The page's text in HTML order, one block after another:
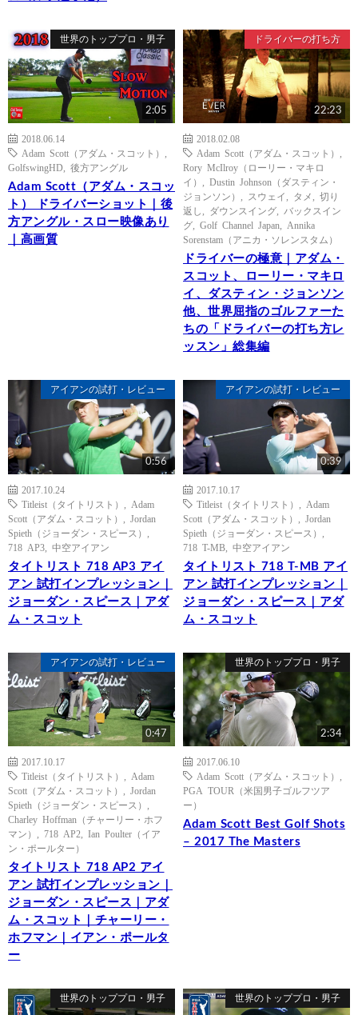
世界のトッププロ・男子
2:05
2018.06.14
Adam Scott（アダム・スコット）
GolfswingHD
後方アングル
Adam Scott（アダム・スコッ
ト） ドライバーショット｜後
方アングル・スロー映像あり
｜高画質
ドライバーの打ち方
22:23
2018.02.08
Adam Scott（アダム・スコット）
Rory McIlroy（ローリー・マキロ
イ）
Dustin Johnson（ダスティン・
ジョンソン）
スウェイ タメ
切り
返し
ダウンスイング
バックスイン
グ
Golf Channel Japan
Annika
Sorenstam（アニカ・ソレンスタム）
ドライバーの極意｜アダム・
スコット、ローリー・マキロ
イ、ダスティン・ジョンソン
他、世界屈指のゴルファーた
ちの「ドライバーの打ち方レ
ッスン」総集編
アイアンの試打・レビュー
0:56
2017.10.24
Titleist（タイトリスト）
Adam
Scott（アダム・スコット）
Jordan
Spieth（ジョーダン・スピース）
718 AP3
中空アイアン
タイトリスト 718 AP3 アイ
アン 試打インプレッション｜
ジョーダン・スピース｜アダ
ム・スコット
アイアンの試打・レビュー
0:39
2017.10.17
Titleist（タイトリスト）
Adam
Scott（アダム・スコット）
Jordan
Spieth（ジョーダン・スピース）
718 T-MB
中空アイアン
タイトリスト 718 T-MB アイ
アン 試打インプレッション｜
ジョーダン・スピース｜アダ
ム・スコット
アイアンの試打・レビュー
0:47
2017.10.17
Titleist（タイトリスト）
Adam
Scott（アダム・スコット）
Jordan
Spieth（ジョーダン・スピース）
Charley Hoffman（チャーリー・ホフ
マン）
718 AP2
Ian Poulter（イア
ン・ポールター）
タイトリスト 718 AP2 アイ
アン 試打インプレッション｜
ジョーダン・スピース｜アダ
ム・スコット｜チャーリー・
ホフマン｜イアン・ポールタ
ー
世界のトッププロ・男子
2:34
2017.06.10
Adam Scott（アダム・スコット）
PGA TOUR（米国男子ゴルフツア
ー）
Adam Scott Best Golf Shots
– 2017 The Masters
世界のトッププロ・男子 世界のトッププロ・男子